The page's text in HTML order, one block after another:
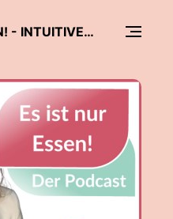
ES IST NUR ESSEN! - INTUITIVES ESSEN I WOHLFÜHLGEWICHT I ABNEHMEN I GESUNDE ERNÄHRUNG